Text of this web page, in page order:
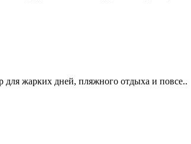
жарких дней, пляжного отдыха и повсе..